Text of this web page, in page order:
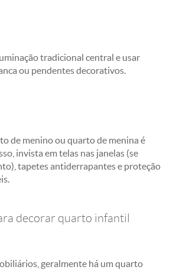
tradicional central e usar
ou pendentes decorativos.
de menino ou quarto de menina é
invista em telas nas janelas (se
tapetes antiderrapantes e proteção
decorar quarto infantil
geralmente há um quarto